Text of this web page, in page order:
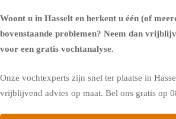
Woont u in Hasselt en herkent u één (of
bovenstaande problemen? Neem dan
voor een gratis vochtanalyse.
Onze vochtexperts zijn snel ter plaatse in
vrijblijvend advies op maat. Bel ons gratis op